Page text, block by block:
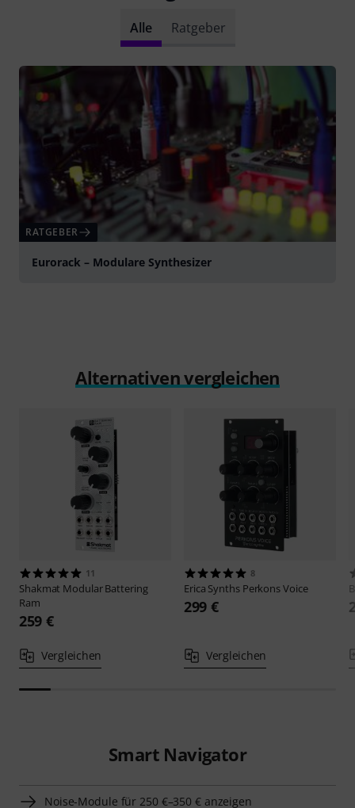
Alle Ratgeber
RATGEBER
Eurorack – Modulare Synthesizer
Alternativen vergleichen
11
Shakmat ModularBattering
Ram
259 €
Vergleichen
8
Erica Synths Perkons Voice
299 €
Vergleichen
Smart Navigator
Noise-Module für 250 €–350 € anzeigen